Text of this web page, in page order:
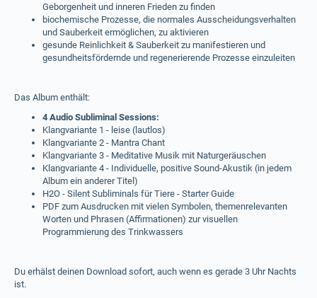
Geborgenheit und inneren Frieden zu finden
biochemische Prozesse, die normales Ausscheidungsverhalten
und Sauberkeit ermöglichen, zu aktivieren
gesunde Reinlichkeit & Sauberkeit zu manifestieren und
gesundheitsfördernde und regenerierende Prozesse einzuleiten
Das Album enthält:
4 Audio Subliminal Sessions:
Klangvariante 1 - leise (lautlos)
Klangvariante 2 - Mantra Chant
Klangvariante 3 - Meditative Musik mit Naturgeräuschen
Klangvariante 4 - Individuelle, positive Sound-Akustik (in jedem
Album ein anderer Titel)
H2O - Silent Subliminals für Tiere - Starter Guide
PDF zum Ausdrucken mit vielen Symbolen, themenrelevanten
Worten und Phrasen (Affirmationen) zur visuellen
Programmierung des Trinkwassers
Du erhälst deinen Download sofort, auch wenn es gerade 3 Uhr Nachts
ist.